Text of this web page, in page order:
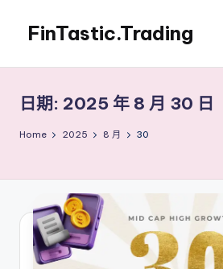
content
FinTastic.Trading
美
股
交
日期: 2025 年 8 月 30 日
Home 2025 8 月 30